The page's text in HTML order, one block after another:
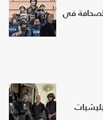
الصحافة في